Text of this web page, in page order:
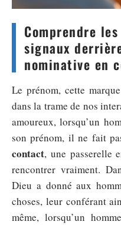
Comprendre
signaux
nominative en
Le prénom, cette
dans la trame de nos
amoureux, lorsqu’un
son prénom, il ne fait
contact, une passerelle
rencontrer vraiment.
Dieu a donné aux
choses, leur conférant
même, lorsqu’un